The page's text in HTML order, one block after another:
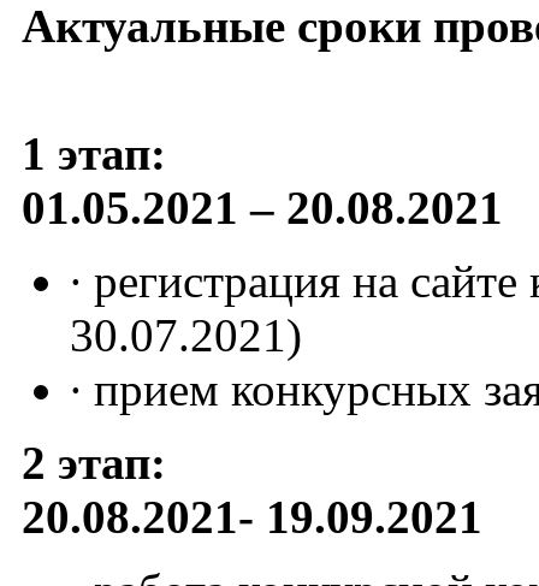
Актуальные сроки
1 этап:
01.05.2021 – 20.08.2021
∙ регистрация на
30.07.2021)
∙ прием конкурсных
2 этап:
20.08.2021- 19.09.2021